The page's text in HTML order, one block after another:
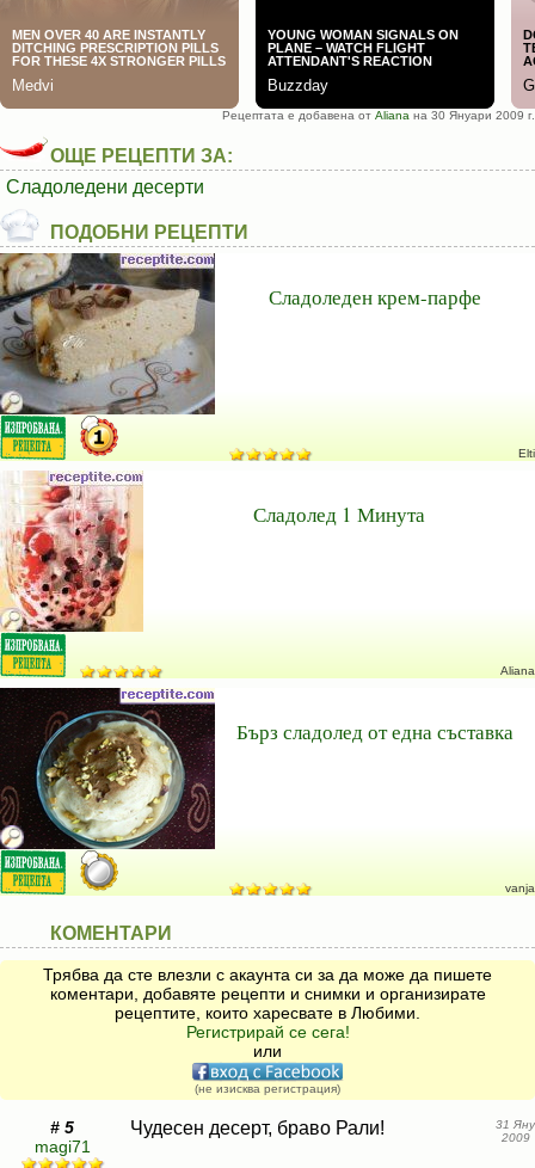
Рецептата е добавена от Aliana на 30 Януари 2009 г.
ОЩЕ РЕЦЕПТИ ЗА:
Сладоледени десерти
ПОДОБНИ РЕЦЕПТИ
Сладоледен крем-парфе
Elti
Сладолед 1 Минута
Aliana
Бърз сладолед от една съставка
vanja
КОМЕНТАРИ
Трябва да сте влезли с акаунта си за да може да пишете
коментари, добавяте рецепти и снимки и организирате
рецептите, които харесвате в Любими.
Регистрирай се сега!
или
(не изисква регистрация)
# 5
magi71
Чудесен десерт, браво Рали!
31 Яну
2009